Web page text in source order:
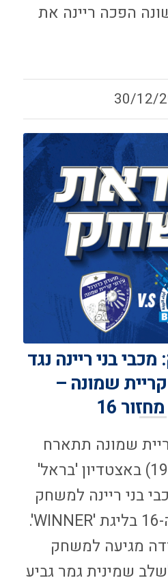
הפכה ריינה את
30/12/
בני ריינה נגד
קריית שמונה –
שמונה תתארח
הערב (שלישי, 19:00) באצטדיון 'בראל'
בני ריינה למשחק
במסגרת המחזור ה-16 בליגת 'WINNER'.
מגיעה למשחק
שמינית גמר גביע